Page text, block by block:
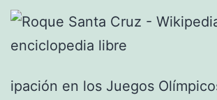
ipación en los Juegos